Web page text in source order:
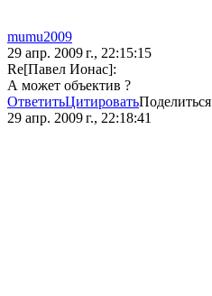
mumu2009
29 апр. 2009 г., 22:15:15
Re[Павел Ионас]:
А может объектив ?
ОтветитьЦитироватьПоделиться
29 апр. 2009 г., 22:18:41